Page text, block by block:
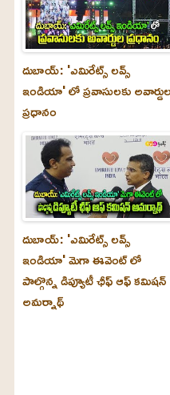
దుబాయ్: 'ఎమిరేట్స్ లవ్స్
ఇండియా' లో ప్రవాసులకు
ప్రధానం
దుబాయ్‌: 'ఎమిరేట్స్ లవ్స్
ఇండియా' మెగా ఈవెంట్ లో
పాల్గొన్న డిప్యూటీ ఛీఫ్ ఆఫ్ కమిషన్
అమర్నాథ్